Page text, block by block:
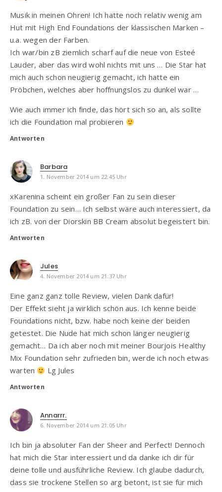
Musik in meinen Ohren! Ich hatte noch relativ wenig am
Hut mit High End Foundations der klassischen Marken –
u.a. wegen der Farben.
Ich war/bin zB ziemlich scharf auf die neue von Esteé
Lauder, aber das wird wohl nichts mit uns … Die Star hat
mich auch schon neugierig gemacht, ich hatte ein
Pröbchen, welches aber hoffnungslos zu dunkel war …
Wie auch immer ich finde, das hört sich so an, als sollte
ich die Foundation mal probieren
Antworten
Barbara
1. November 2014 um 22:45 Uhr
xKarenina scheint ein großer Fan zu sein dieser
Foundation zu sein… Ich selbst wäre auch interessiert, da
ich zB. von der Diorskin BB Cream absolut begeistert bin.
Antworten
Jules
4. November 2014 um 21:37 Uhr
Eine ganz ganz tolle Review, vielen Dank dafür!
Der Effekt sieht ja wirklich schön aus. Ich kenne beide
Foundations nicht, bzw. habe noch keine der beiden
getestet. Die Nude hat mich schon länger neugierig
gemacht… Da ich aber noch mit meiner Bourjois Healthy
Mix Foundation sehr zufrieden bin, werde ich noch etwas
warten
Lg Jules
Antworten
Annarrr.
6. November 2014 um 21:05 Uhr
Ich bin ja absoluter Fan der Sheer and Perfect! Dennoch
hat mich die Star interessiert und da danke ich dir für
deine tolle und ausführliche Review. Ich glaube dadurch,
dass sie trockene Stellen so arg betont, ist sie für mich